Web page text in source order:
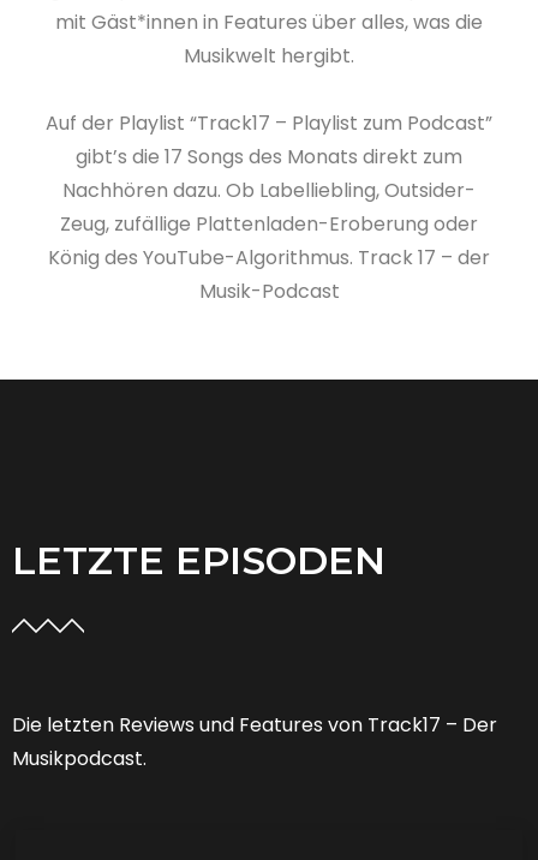
mit Gäst*innen in Features über alles, was die
Musikwelt hergibt.
Auf der Playlist “Track17 – Playlist zum Podcast”
gibt’s die 17 Songs des Monats direkt zum
Nachhören dazu. Ob Labelliebling, Outsider-
Zeug, zufällige Plattenladen-Eroberung oder
König des YouTube-Algorithmus. Track 17 – der
Musik-Podcast
LETZTE EPISODEN
Die letzten Reviews und Features von Track17 – Der
Musikpodcast.